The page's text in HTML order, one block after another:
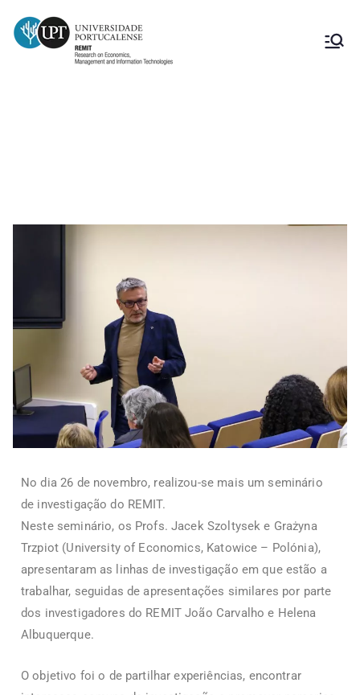
No dia 26 de novembro, realizou-se mais um seminário
de investigação do REMIT.
Neste seminário, os Profs. Jacek Szoltysek e Grażyna
Trzpiot (University of Economics, Katowice – Polónia),
apresentaram as linhas de investigação em que estão a
trabalhar, seguidas de apresentações similares por parte
dos investigadores do REMIT João Carvalho e Helena
Albuquerque.
O objetivo foi o de partilhar experiências, encontrar